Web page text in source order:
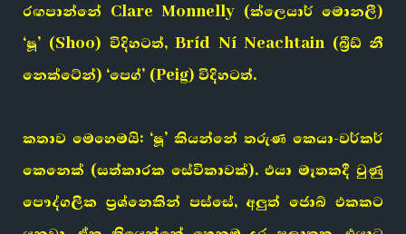
රඟපාන්නේ Clare Monnelly (ක්ලෙයාර් මොනලී)
‘ෂූ’ (Shoo) විදිහටත්, Bríd Ní Neachtain (බ්‍රීඩ් නී
නෙක්ටේන්) ‘පෙග්’ (Peig) විදිහටත්.
කතාව මෙහෙමයි: ‘ෂූ’ කියන්නේ තරුණ කෙයා-වර්කර්
කෙනෙක් (සත්කාරක සේවිකාවක්). එයා මෑතකදී වුණු
පෞද්ගලික ප්‍රශ්නෙකින් පස්සේ, අලුත් ජොබ් එකකට